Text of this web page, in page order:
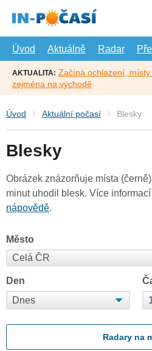
hlavní
Úvod
Aktuálně Radar
AKTUALITA: Začíná ochlazení, místy
zejména na východě
Úvod Aktuální počasí Blesky
Blesky
Obrázek znázorňuje místa
minut uhodil blesk. Více
nápovědě.
Město
Den
Radary na